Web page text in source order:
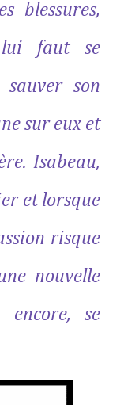
blessures,
faut se
son
sur eux et
Isabeau,
et lorsque
risque
nouvelle
encore, se